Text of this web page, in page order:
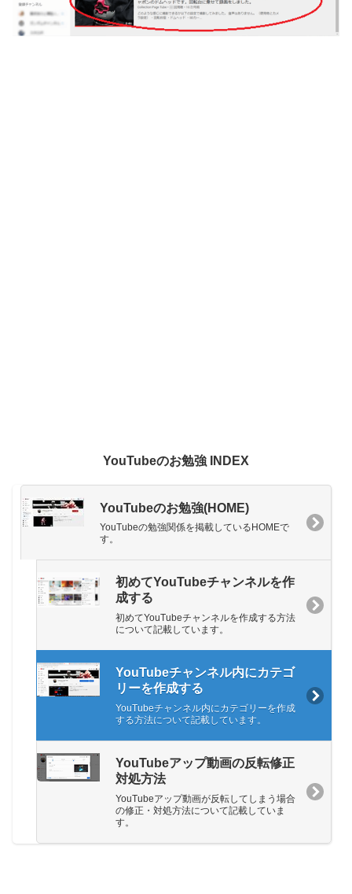
YouTubeのお勉強 INDEX
YouTubeのお勉強(HOME)
YouTubeの勉強関係を掲載しているHOMEで
す。
初めてYouTubeチャンネルを作
成する
初めてYouTubeチャンネルを作成する方法
について記載しています。
YouTubeチャンネル内にカテゴ
リーを作成する
YouTubeチャンネル内にカテゴリーを作成
する方法について記載しています。
YouTubeアップ動画の反転修正
対処方法
YouTubeアップ動画が反転してしまう場合
の修正・対処方法について記載していま
す。